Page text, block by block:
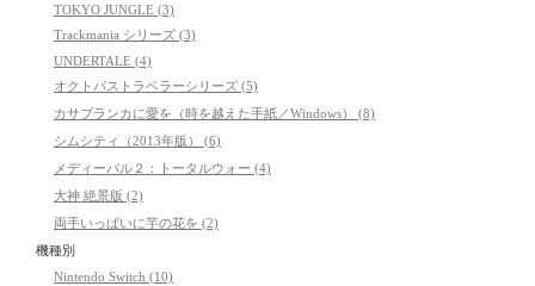
TOKYO JUNGLE (3)
Trackmania シリーズ (3)
UNDERTALE (4)
オクトパストラベラーシリーズ (5)
カサブランカに愛を（時を越えた手紙／Windows） (8)
シムシティ（2013年版） (6)
メディーバル２：トータルウォー (4)
大神 絶景版 (2)
両手いっぱいに芋の花を (2)
機種別
Nintendo Switch (10)